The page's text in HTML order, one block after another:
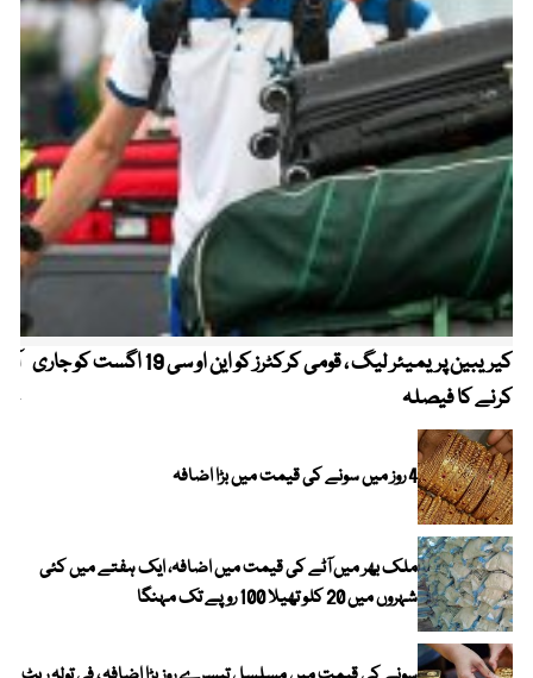
کیریبین پریمیئر لیگ ، قومی کرکٹرز کو این او سی 19 اگست کو جاری
کرنے کا فیصلہ
4 روز میں سونے کی قیمت میں بڑا اضافہ
ملک بھر میں آٹے کی قیمت میں اضافہ، ایک ہفتے میں کئی
شہروں میں 20 کلو تھیلا 100 روپے تک مہنگا